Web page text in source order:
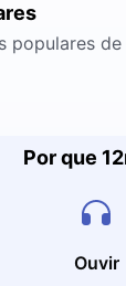
populares
Por que
Ouvir